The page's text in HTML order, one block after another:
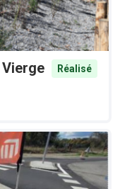
Réalisé